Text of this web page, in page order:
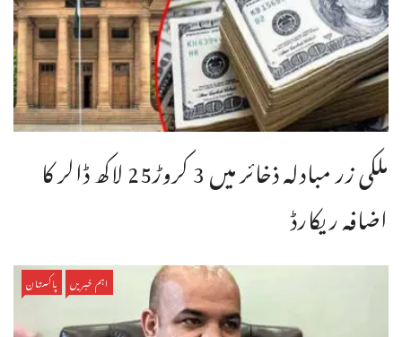
ملکی زر مبادلہ ذخائر میں 3 کروڑ25 لاکھ ڈالر کا
اضافہ ریکارڈ
اہم خبریں پاکستان